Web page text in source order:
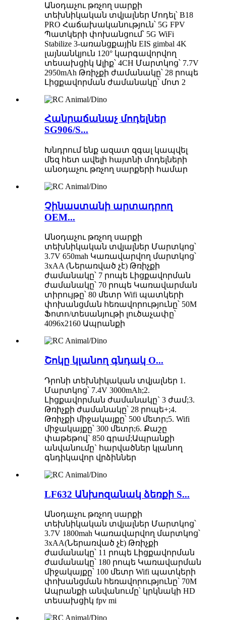
Անօդաչու թռչող սարքի
տեխնիկական տվյալներ Մոդել՝ B18
PRO Հաճախականություն՝ 5G FPV
Պատկերի փոխանցում՝ 5G WiFi
Stabilize 3-առանցքային EIS gimbal 4K
լայնանկյուն 120° կարգավորվող
տեսախցիկ Ալիք՝ 4CH Մարտկոց՝ 7.7V
2950mAh Թռիչքի ժամանակը՝ 28 րոպե
Լիցքավորման ժամանակը՝ մոտ 2
Հանրաճանաչ մոդելներ
SG906/S...
Խնդրում ենք ազատ զգալ կապվել
մեզ հետ ավելի հայտնի մոդելների
անօդաչու թռչող սարքերի համար
Չինաստանի արտադրող
OEM...
Անօդաչու թռչող սարքի
տեխնիկական տվյալներ Մարտկոց՝
3.7V 650mah Կառավարվող մարտկոց՝
3xAA (Ներառված չէ) Թռիչքի
ժամանակը՝ 7 րոպե Լիցքավորման
ժամանակը՝ 70 րոպե Կառավարման
տիրույթը՝ 80 մետր Wifi պատկերի
փոխանցման հեռավորությունը՝ 50M
Ֆոտո/տեսանյութի լուծաչափը՝
4096x2160 Ապրանքի
Շոկը կլանող գնդակ O...
Դրոնի տեխնիկական տվյալներ 1.
Մարտկոց՝ 7.4V 3000mAh;2.
Լիցքավորման ժամանակը` 3 ժամ;3.
Թռիչքի ժամանակը՝ 28 րոպե+;4.
Թռիչքի միջակայքը՝ 500 մետր;5. Wifi
միջակայքը՝ 300 մետր;6. Քաշը
փաթեթով` 850 գրամ;Ապրանքի
անվանումը` հարվածներ կլանող
գնդիկավոր վրձիններ
LF632 Անխոզանակ ձեռքի S...
Անօդաչու թռչող սարքի
տեխնիկական տվյալներ Մարտկոց՝
3.7V 1800mah Կառավարվող մարտկոց՝
3xAA(Ներառված չէ) Թռիչքի
ժամանակը՝ 11 րոպե Լիցքավորման
ժամանակը՝ 180 րոպե Կառավարման
միջակայքը՝ 100 մետր Wifi պատկերի
փոխանցման հեռավորությունը՝ 70M
Ապրանքի անվանումը՝ կրկնակի HD
տեսախցիկ fpv mi